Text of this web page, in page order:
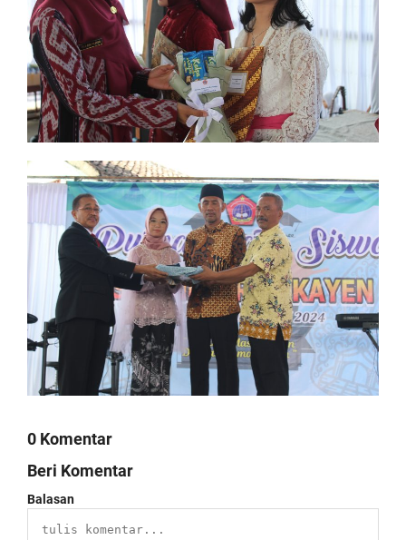
0 Komentar
Beri Komentar
Balasan